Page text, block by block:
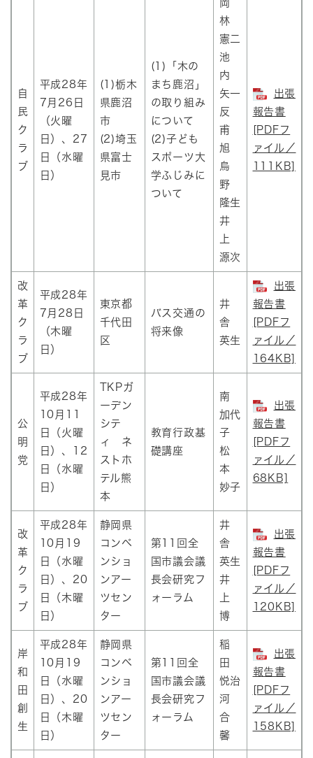
自
民
ク
ラ
ブ
平成28年
7月26日
（火曜
日）、27
日（水曜
日）
(1)栃木
県鹿沼
市
(2)埼玉
県富士
見市
(1)「木の
まち鹿沼」
の取り組み
について
(2)子ども
スポーツ大
学ふじみに
ついて
岡
林
憲二
池
内
矢一
反
甫
旭
烏
野
隆生
井
上
源次
出張
報告書
[PDFフ
ァイル／
111KB]
改
革
ク
ラ
ブ
平成28年
7月28日
（木曜
日）
東京都
千代田
区
バス交通の
将来像
井
舎
英生
出張
報告書
[PDFフ
ァイル／
164KB]
公
明
党
平成28年
10月11
日（火曜
日）、12
日（水曜
日）
TKPガ
ーデン
シテ
ィ ネ
ストホ
テル熊
本
教育行政基
礎講座
南
加代
子
松
本
妙子
出張
報告書
[PDFフ
ァイル／
68KB]
改
革
ク
ラ
ブ
平成28年
10月19
日（水曜
日）、20
日（木曜
日）
静岡県
コンベ
ンショ
ンアー
ツセン
ター
第11回全
国市議会議
長会研究フ
ォーラム
井
舎
英生
井
上
博
出張
報告書
[PDFフ
ァイル／
120KB]
岸
和
田
創
生
平成28年
10月19
日（水曜
日）、20
日（木曜
日）
静岡県
コンベ
ンショ
ンアー
ツセン
ター
第11回全
国市議会議
長会研究フ
ォーラム
稲
田
悦治
河
合
馨
出張
報告書
[PDFフ
ァイル／
158KB]